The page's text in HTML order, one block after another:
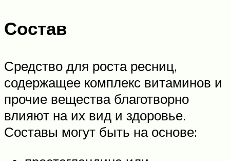
Состав
Средство для роста ресниц,
содержащее комплекс витаминов и
прочие вещества благотворно
влияют на их вид и здоровье.
Составы могут быть на основе: